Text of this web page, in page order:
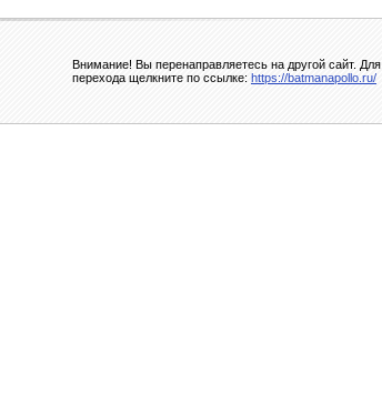
Внимание! Вы перенаправляетесь на другой сайт. Для
перехода щелкните по ссылке: https://batmanapollo.ru/